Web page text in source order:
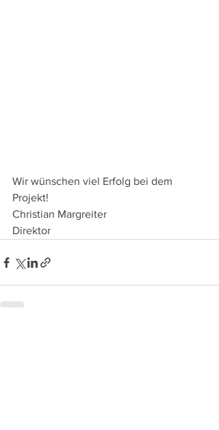
Wir wünschen viel Erfolg bei dem
Projekt!
Christian Margreiter
Direktor